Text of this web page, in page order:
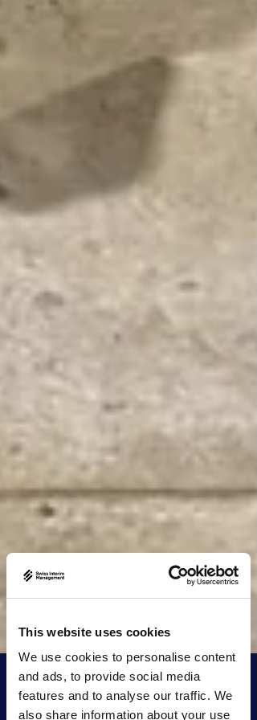
This website uses cookies
We use cookies to personalise content
and ads, to provide social media
features and to analyse our traffic. We
also share information about your use